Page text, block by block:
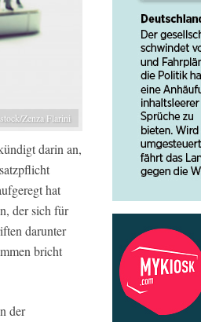
Zenza Flarini
darin an,
hat
der sich für
darunter
bricht
der